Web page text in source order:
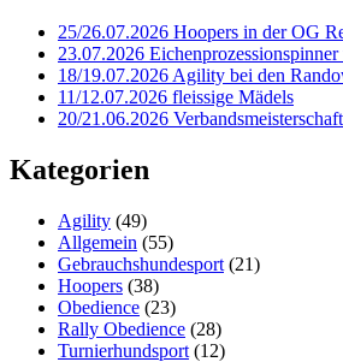
25/26.07.2026 Hoopers in der OG
23.07.2026
18/19.07.2026 Agility bei den
11/12.07.2026 fleissige Mädels
20/21.06.2026
Kategorien
Agility (49)
Allgemein (55)
Gebrauchshundesport (21)
Hoopers (38)
Obedience (23)
Rally Obedience (28)
Turnierhundsport (12)